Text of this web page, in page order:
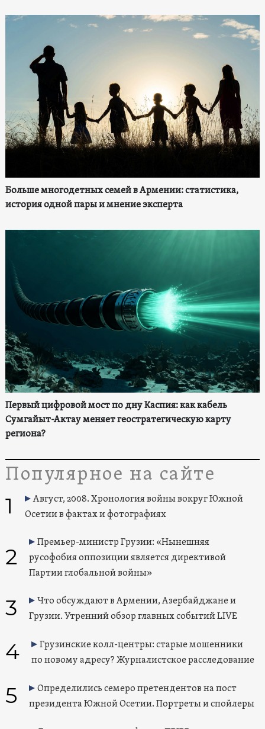
Больше многодетных семей в Армении: статистика,
история одной пары и мнение эксперта
Первый цифровой мост по дну Каспия: как кабель
Сумгайыт-Актау меняет геостратегическую карту
региона?
Популярное на сайте
1
Август, 2008. Хронология войны вокруг Южной
Осетии в фактах и фотографиях
2
Премьер-министр Грузии: «Нынешняя
русофобия оппозиции является директивой
Партии глобальной войны»
3
Что обсуждают в Армении, Азербайджане и
Грузии. Утренний обзор главных событий LIVE
4
Грузинские колл-центры: старые мошенники
по новому адресу? Журналистское расследование
5
Определились семеро претендентов на пост
президента Южной Осетии. Портреты и спойлеры